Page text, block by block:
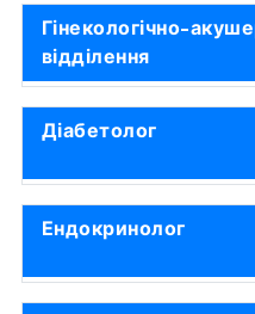
Гінекологічно-
відділення
Діабетолог
Ендокринолог